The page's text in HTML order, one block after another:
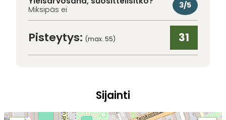
Miksipäs ei 3/5
Pisteytys: (max. 55) 31
Sijainti